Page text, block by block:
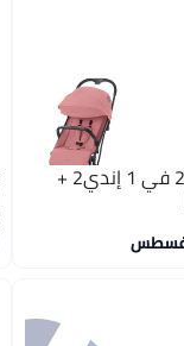
Kinderkraft عربة أطفال خفيفة 2 في 1 إندي2 +